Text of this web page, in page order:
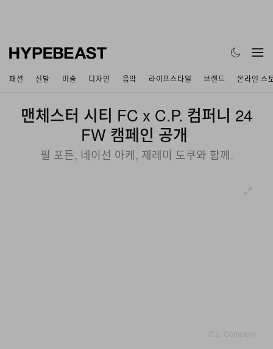
패션 신발 미술 디자인 음악 라이프스타일 브랜드 온라인 스
맨체스터 시티 FC x C.P. 컴퍼니 24
FW 캠페인 공개
필 포든, 네이선 아케, 제레미 도쿠와 함께.